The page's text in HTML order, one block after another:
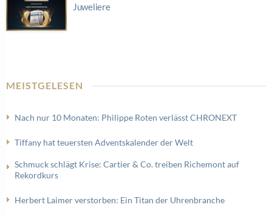
Juweliere
MEISTGELESEN
Nach nur 10 Monaten: Philippe Roten verlässt CHRONEXT
Tiffany hat teuersten Adventskalender der Welt
Schmuck schlägt Krise: Cartier & Co. treiben Richemont auf
Rekordkurs
Herbert Laimer verstorben: Ein Titan der Uhrenbranche